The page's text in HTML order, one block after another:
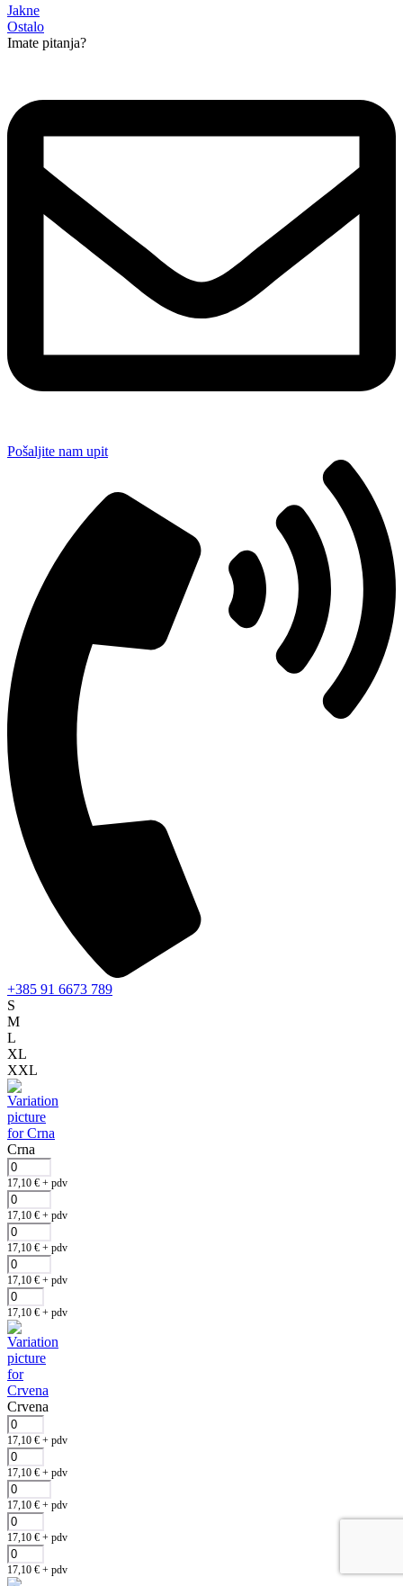
Jakne
Ostalo
Imate pitanja?
Pošaljite nam upit
+385 91 6673 789
S
M
L
XL
XXL
Crna
17,10 € + pdv
17,10 € + pdv
17,10 € + pdv
17,10 € + pdv
17,10 € + pdv
Crvena
17,10 € + pdv
17,10 € + pdv
17,10 € + pdv
17,10 € + pdv
17,10 € + pdv